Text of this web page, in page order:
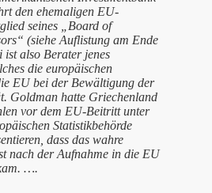
den ehemaligen EU-
seines „Board of
(siehe Auflistung am Ende
also Berater jenes
die europäischen
EU bei der Bewältigung der
Goldman hatte Griechenland
vor dem EU-Beitritt unter
Statistikbehörde
dass das wahre
nach der Aufnahme in die EU
….